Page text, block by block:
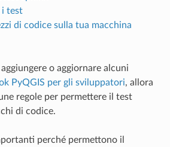
i test
di codice sulla tua macchina
o aggiornare alcuni
PyQGIS per gli sviluppatori, allora
regole per permettere il test
di codice.
perché permettono il